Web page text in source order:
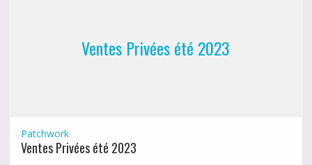
Ventes Privées été 2023
Patchwork
Ventes Privées été 2023